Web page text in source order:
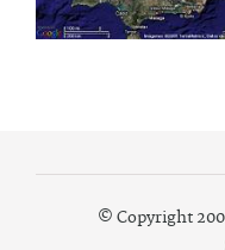
© Copyright